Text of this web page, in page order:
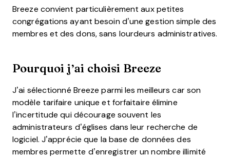
Breeze convient particulièrement aux petites
congrégations ayant besoin d’une gestion simple des
membres et des dons, sans lourdeurs administratives.
Pourquoi j’ai choisi Breeze
J’ai sélectionné Breeze parmi les meilleurs car son
modèle tarifaire unique et forfaitaire élimine
l’incertitude qui décourage souvent les
administrateurs d’églises dans leur recherche de
logiciel. J’apprécie que la base de données des
membres permette d’enregistrer un nombre illimité